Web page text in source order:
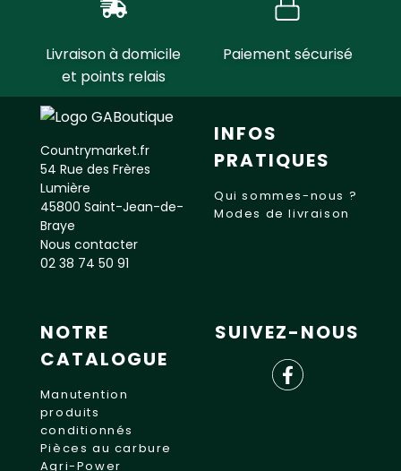
Livraison à domicile
et points relais
Paiement sécurisé
Countrymarket.fr
54 Rue des Frères
Lumière
45800 Saint-Jean-de-
Braye
Nous contacter
02 38 74 50 91
INFOS
PRATIQUES
Qui sommes-nous ?
Modes de livraison
NOTRE
CATALOGUE
Manutention
produits
conditionnés
Pièces au carbure
Agri-Power
SUIVEZ-NOUS